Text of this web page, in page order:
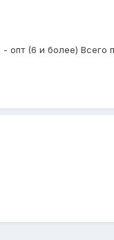
(6 и более) Всего